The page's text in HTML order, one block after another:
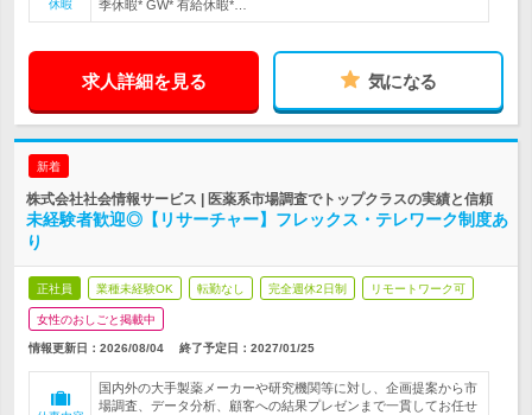
休暇
季休暇* GW* 有給休暇*…
求人詳細を見る 気になる
新着
株式会社社会情報サービス | 医薬系市場調査でトップクラスの実績と信頼
未経験者歓迎◎【リサーチャー】フレックス・テレワーク制度あ
り
正社員 業種未経験OK 転勤なし 完全週休2日制 リモートワーク可
女性のおしごと掲載中
情報更新日：2026/08/04 終了予定日： 2027/01/25
国内外の大手製薬メーカーや研究機関等に対し、企画提案から市
場調査、データ分析、顧客への結果プレゼンまで一貫してお任せ